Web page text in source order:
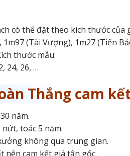
có thể đặt theo kích thước
1m97 (Tài Vượng), 1m27 (Tiến
thước mẫu:
24, 26, …
Thắng cam
năm.
toác 5 năm.
không qua trung gian.
nên cam kết giá tận gốc.